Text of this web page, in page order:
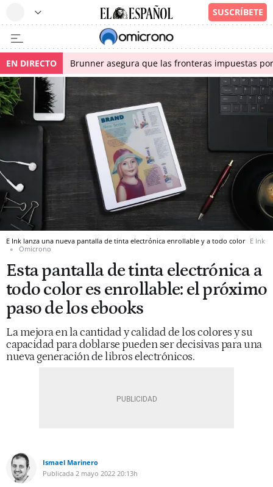
EN DIRECTO Brunner asegura que las fronteras impuestas
E Ink lanza una nueva pantalla de tinta electrónica enrollable y a todo color E Ink
Omicrono
Esta pantalla de tinta electrónica a
todo color es enrollable: el próximo
paso de los ebooks
La mejora en la cantidad y calidad de los colores y su
capacidad para doblarse pueden ser decisivas para una
nueva generación de libros electrónicos.
Ismael Marinero
Publicada 2 mayo 2022 20:13h